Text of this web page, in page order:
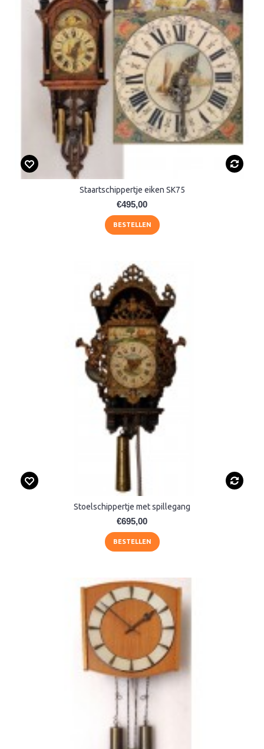
Staartschippertje eiken SK75
€495,00
BESTELLEN
Stoelschippertje met spillegang
€695,00
BESTELLEN